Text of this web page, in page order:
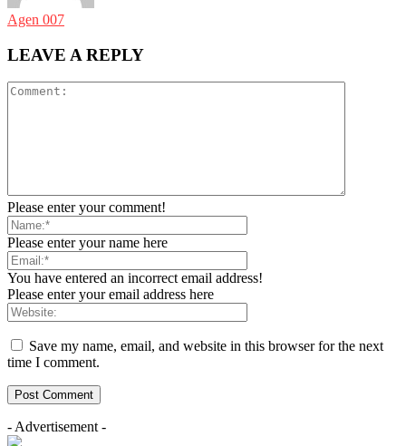
Agen 007
LEAVE A REPLY
Please enter your comment!
Please enter your name here
You have entered an incorrect email address!
Please enter your email address here
Save my name, email, and website in this browser for the next
time I comment.
- Advertisement -